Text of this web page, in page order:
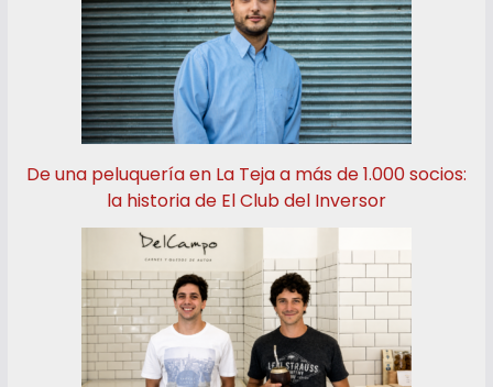
De una peluquería en La Teja a más de 1.000 socios:
la historia de El Club del Inversor